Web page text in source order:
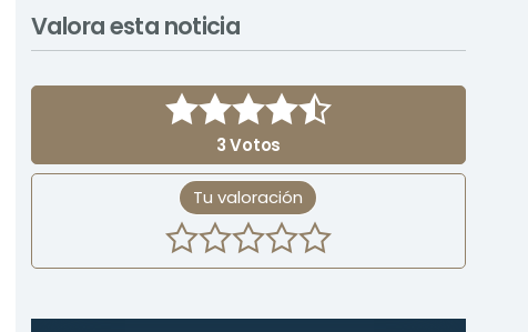
Valora esta noticia
3Votos
Tu valoración